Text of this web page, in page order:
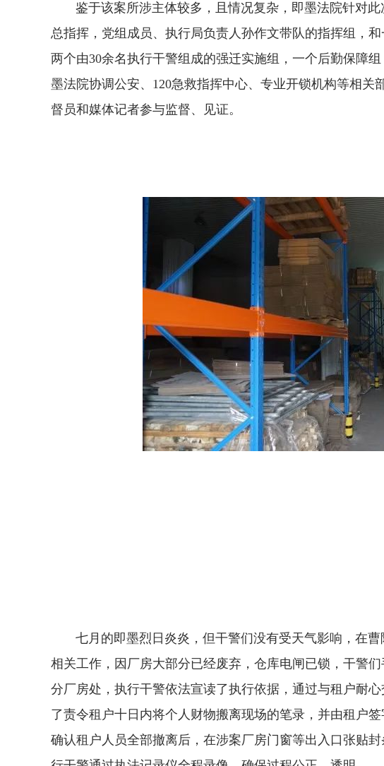
鉴于该案所涉主体较多，且情况复杂，即墨法院针对此
总指挥，党组成员、执行局负责人孙作文带队的指挥组，
两个由30余名执行干警组成的强迁实施组，一个后勤保障
墨法院协调公安、120急救指挥中心、专业开锁机构等相
督员和媒体记者参与监督、见证。
七月的即墨烈日炎炎，但干警们没有受天气影响，在曹
相关工作，因厂房大部分已经废弃，仓库电闸已锁，干警
分厂房处，执行干警依法宣读了执行依据，通过与租户耐
了责令租户十日内将个人财物搬离现场的笔录，并由租户
确认租户人员全部撤离后，在涉案厂房门窗等出入口张贴